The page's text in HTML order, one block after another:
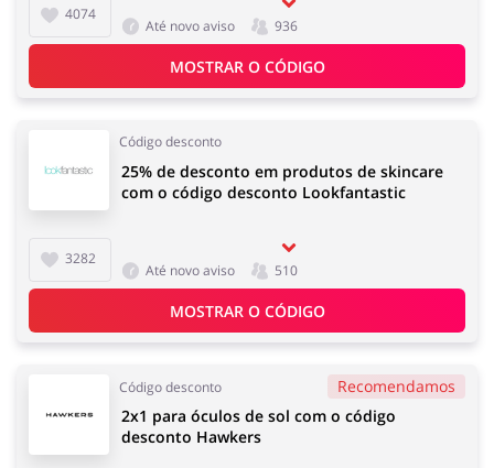
4074
Até novo aviso 936
MOSTRAR O CÓDIGO
Código desconto
3282
25% de desconto em produtos de skincare
com o código desconto Lookfantastic
Até novo aviso 510
MOSTRAR O CÓDIGO
Código desconto Recomendamos
2x1 para óculos de sol com o código
desconto Hawkers